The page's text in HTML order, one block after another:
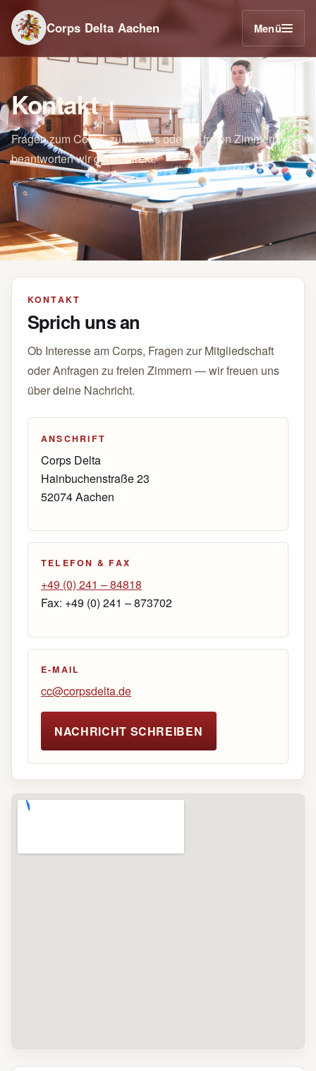
Corps Delta Aachen Menü
Kontakt
Fragen zum Corps, zum Haus oder zu freien Zimmern
beantworten wir gerne direkt.
KONTAKT
Sprich uns an
Ob Interesse am Corps, Fragen zur Mitgliedschaft
oder Anfragen zu freien Zimmern — wir freuen uns
über deine Nachricht.
ANSCHRIFT
Corps Delta
Hainbuchenstraße 23
52074 Aachen
TELEFON & FAX
+49 (0) 241 – 84818
Fax: +49 (0) 241 – 873702
E-MAIL
cc@corpsdelta.de
NACHRICHT SCHREIBEN